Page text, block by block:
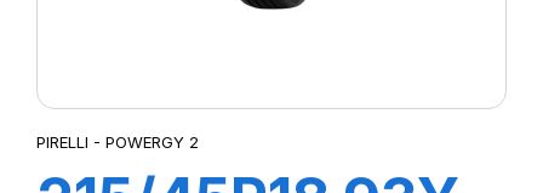
PIRELLI - POWERGY 2